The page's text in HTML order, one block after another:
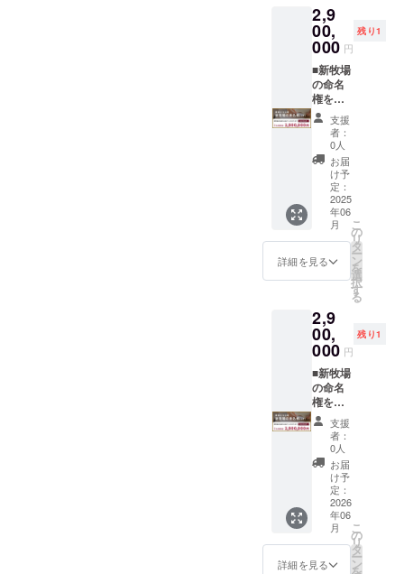
に購入
時の情
報とナ
ンバー
をお伝
えくだ
さい。
※こちら
のご支
援を頂
いたお
客様も
HPへお
名前の
掲載が
可能で
す。
掲載期
間：
日〜
2024年
5月31日
ご希
望の場
合は備
考欄に
掲載し
たい名
前をご
記載く
ださ
い。
含まれ
ており
ませ
ん。
当日は
お飲み
になっ
た分だ
けお会
計させ
ていた
だきま
す。 ※
お食事
券は
メール
にてお
届けい
たしま
に購入
時の情
報とナ
ンバー
をお伝
えくだ
さい。
※こちら
のご支
援を頂
いたお
客様も
HPへお
名前の
掲載が
可能で
す。
掲載期
載 & 牧
場設置
予定の
記念碑
にお名
前を記
載いた
しま
す。
掲載期
間：
2023年
6月1
日〜無
期限 備
考欄に
掲載し
たい名
前をご
（希望
なしの
場合は
「な
し」と
ご記載
くださ
い）。
※「無期
限」と
は当社
及び牧
場が存
続して
いる限
り、と
いう意
味で
に掲載
したい
名前を
ご記載
くださ
い。 後
日メー
ル等で
のやり
とりで
決定い
ただい
ても構
いませ
ん。 ■
お礼の
お手紙
＆ HPに
無期限
載 & 牧
場設置
予定の
記念碑
にお名
前を記
載いた
しま
す。
掲載期
間：
2023年
6月1
日〜無
期限 備
考欄に
掲載し
たい名
2,9
00,
000 円
残り1
■新牧場
の命名
権を販
売しま
す。
適用期
間：
2025年
6月1
日〜
2026年
5月31日
もう既
に決
まって
に掲載
したい
名前を
ご記載
くださ
い。 後
日メー
ル等で
のやり
とりで
決定い
ただい
ても構
いませ
ん。 ■
お礼の
お手紙
＆ HPに
支援
者：
0人
お届
け予
定：
2025
年06
月
詳細を見る
こ
の
リ
タ
ー
ン
を
選
択
す
る
2,9
00,
000 円
残り1
■新牧場
の命名
権を販
売しま
す。
適用期
間：
2026年
6月1
日〜
2027年
5月31日
もう既
に決
支援
者：
0人
お届
け予
定：
2026
年06
月
詳細を見る
こ
の
リ
タ
ー
ン